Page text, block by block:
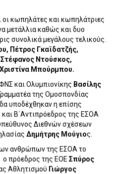
κωπηλάτες και κωπηλάτριες
μετάλλια καθώς και δυο
συνολικά μεγάλους τελικούς.
Πέτρος Γκαϊδατζής,
Ντούσκος,
Μπούρμπου.
και Ολυμπιονίκης Βασίλης
της Ομοσπονδίας
υποδέχθηκαν η επίσης
Β΄Αντιπρόεδρος της ΕΣΟΑ
Διεθνών σχέσεων
Δημήτρης Μούγιος.
ανθρώπων της ΕΣΟΑ το
ο πρόεδρος της ΕΟΕ Σπύρος
Αθλητισμού Γιώργος